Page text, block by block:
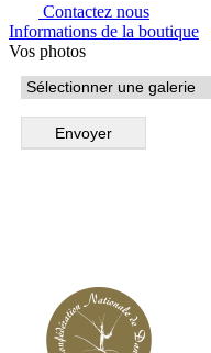
Contactez nous
Informations de la boutique
Vos photos